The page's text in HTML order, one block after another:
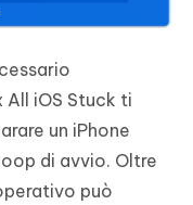
iOS Stuck ti
un iPhone
di avvio. Oltre
può